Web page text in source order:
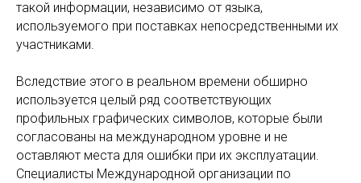
такой информации, независимо от языка,
используемого при поставках непосредственными их
участниками.
Вследствие этого в реальном времени обширно
используется целый ряд соответствующих
профильных графических символов, которые были
согласованы на международном уровне и не
оставляют места для ошибки при их эксплуатации.
Специалисты Международной организации по